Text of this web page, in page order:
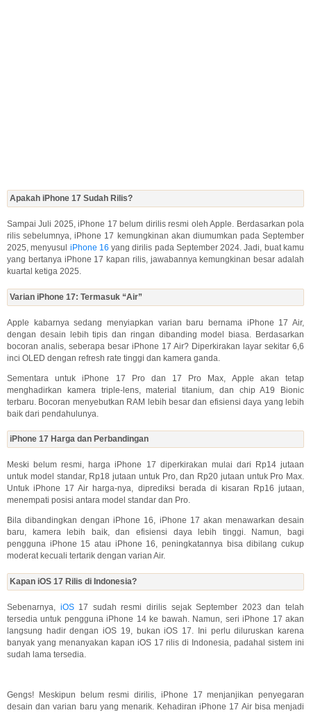
Apakah iPhone 17 Sudah Rilis?
Sampai Juli 2025, iPhone 17 belum dirilis resmi oleh Apple. Berdasarkan pola
rilis sebelumnya, iPhone 17 kemungkinan akan diumumkan pada September
2025, menyusul iPhone 16 yang dirilis pada September 2024. Jadi, buat kamu
yang bertanya iPhone 17 kapan rilis, jawabannya kemungkinan besar adalah
kuartal ketiga 2025.
Varian iPhone 17: Termasuk “Air”
Apple kabarnya sedang menyiapkan varian baru bernama iPhone 17 Air,
dengan desain lebih tipis dan ringan dibanding model biasa. Berdasarkan
bocoran analis, seberapa besar iPhone 17 Air? Diperkirakan layar sekitar 6,6
inci OLED dengan refresh rate tinggi dan kamera ganda.
Sementara untuk iPhone 17 Pro dan 17 Pro Max, Apple akan tetap
menghadirkan kamera triple-lens, material titanium, dan chip A19 Bionic
terbaru. Bocoran menyebutkan RAM lebih besar dan efisiensi daya yang lebih
baik dari pendahulunya.
iPhone 17 Harga dan Perbandingan
Meski belum resmi, harga iPhone 17 diperkirakan mulai dari Rp14 jutaan
untuk model standar, Rp18 jutaan untuk Pro, dan Rp20 jutaan untuk Pro Max.
Untuk iPhone 17 Air harga-nya, diprediksi berada di kisaran Rp16 jutaan,
menempati posisi antara model standar dan Pro.
Bila dibandingkan dengan iPhone 16, iPhone 17 akan menawarkan desain
baru, kamera lebih baik, dan efisiensi daya lebih tinggi. Namun, bagi
pengguna iPhone 15 atau iPhone 16, peningkatannya bisa dibilang cukup
moderat kecuali tertarik dengan varian Air.
Kapan iOS 17 Rilis di Indonesia?
Sebenarnya, iOS 17 sudah resmi dirilis sejak September 2023 dan telah
tersedia untuk pengguna iPhone 14 ke bawah. Namun, seri iPhone 17 akan
langsung hadir dengan iOS 19, bukan iOS 17. Ini perlu diluruskan karena
banyak yang menanyakan kapan iOS 17 rilis di Indonesia, padahal sistem ini
sudah lama tersedia.
Gengs! Meskipun belum resmi dirilis, iPhone 17 menjanjikan penyegaran
desain dan varian baru yang menarik. Kehadiran iPhone 17 Air bisa menjadi